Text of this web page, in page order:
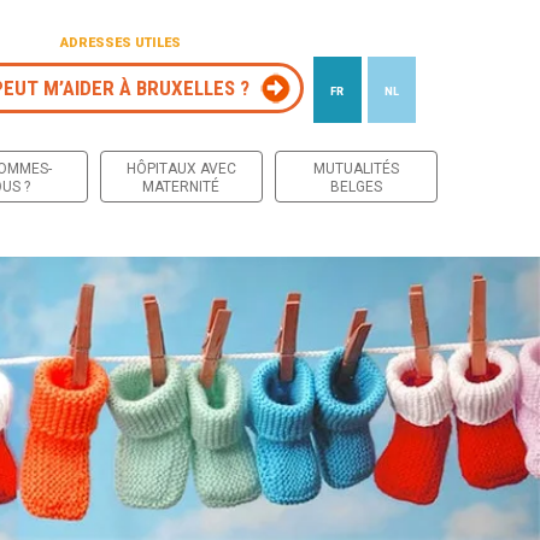
ADRESSES UTILES
M’AIDER À BRUXELLES ? FR NL
?
HÔPITAUX AVEC
MATERNITÉ
MUTUALITÉS
BELGES